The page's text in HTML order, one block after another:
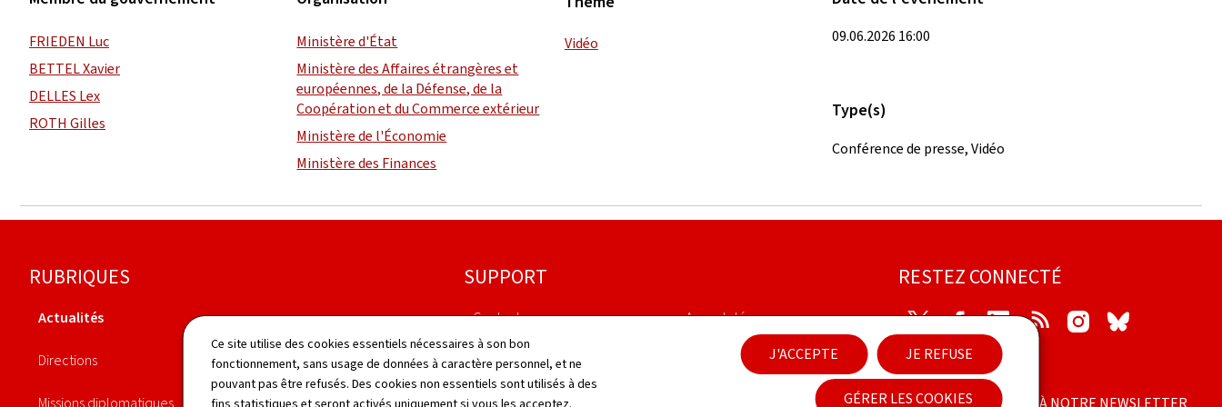
Ce site utilise des cookies essentiels nécessaires à son bon
fonctionnement, sans usage de données à caractère personnel, et ne
pouvant pas être refusés. Des cookies non essentiels sont utilisés à des
J'ACCEPTE JE REFUSE
GÉRER LES COOKIES
FRIEDEN Luc
BETTEL Xavier
DELLES Lex
ROTH Gilles
Ministère d'État
Ministère des Affaires étrangères et
européennes, de la Défense, de la
Coopération et du Commerce extérieur
Ministère de l'Économie
Ministère des Finances
Vidéo 09.06.2026 16:00
Type(s)
Conférence de presse, Vidéo
Pied
de
RUBRIQUES
Actualités
Directions
Missions diplomatiques
Publications
SUPPORT
Contact
Plan du site
À propos du site
Aspects légaux
Déclaration d'accessibilité
RESTEZ CONNECTÉ
TwitterFacebookLinkedIn RSS Instagram
ABONNEZ-VOUS À NOTRE NEWSLETTER